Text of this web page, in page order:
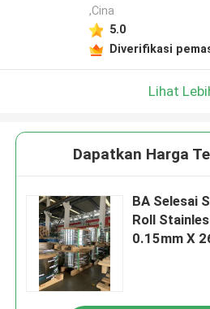
,Cina
5.0
Diverifikasi
Lihat
Dapatkan Harga
BA Selesai
Roll
0.15mm X